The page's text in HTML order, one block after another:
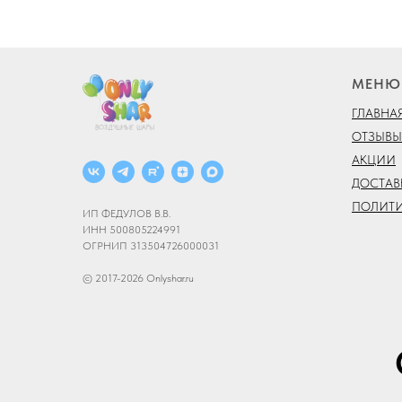
ИП ФЕДУЛОВ В.В.
ИНН 500805224991
ОГРНИП 313504726000031
© 2017-2026 Onlyshar.ru
МЕНЮ
ОТЗЫВЫ
АКЦИИ